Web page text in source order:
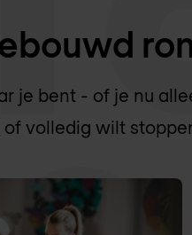
je bent - of je nu
volledig wilt